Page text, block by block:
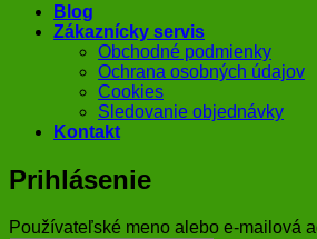
Blog
Zákaznícky servis
Obchodné podmienky
Ochrana osobných údajov
Cookies
Sledovanie objednávky
Kontakt
Prihlásenie
Používateľské meno alebo e-mailová